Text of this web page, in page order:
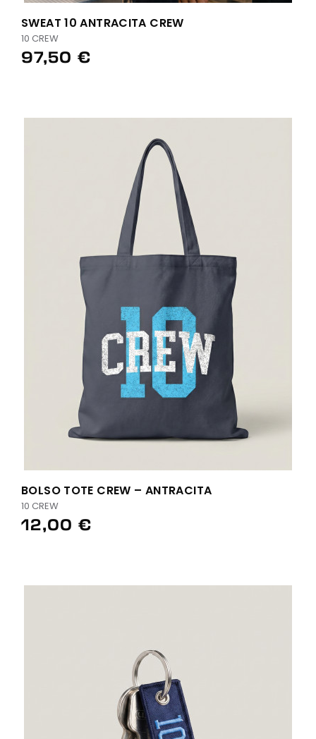
SWEAT 10 ANTRACITA CREW
10 CREW
97,50 €
BOLSO TOTE CREW – ANTRACITA
10 CREW
12,00 €